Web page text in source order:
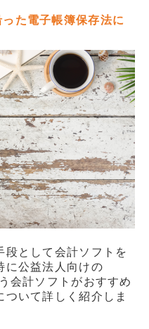
た電子帳簿保存法に
段として会計ソフトを
に公益法人向けの
会計ソフトがおすすめ
いて詳しく紹介しま